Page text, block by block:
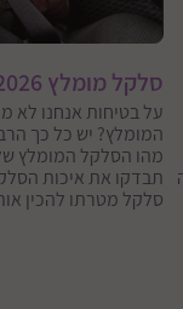
סלקל מומלץ 2026
על בטיחות אנחנו לא
המומלץ? יש כל כך
מהו הסלקל המומלץ
תבדקו את איכות
סלקל מטרתו להכין